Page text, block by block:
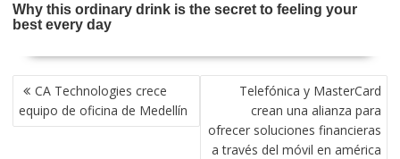
NAVEGACIÓN
DE
ENTRADAS
CA Technologies crece
equipo de oficina de Medellín
Telefónica y MasterCard
crean una alianza para
ofrecer soluciones financieras
a través del móvil en américa